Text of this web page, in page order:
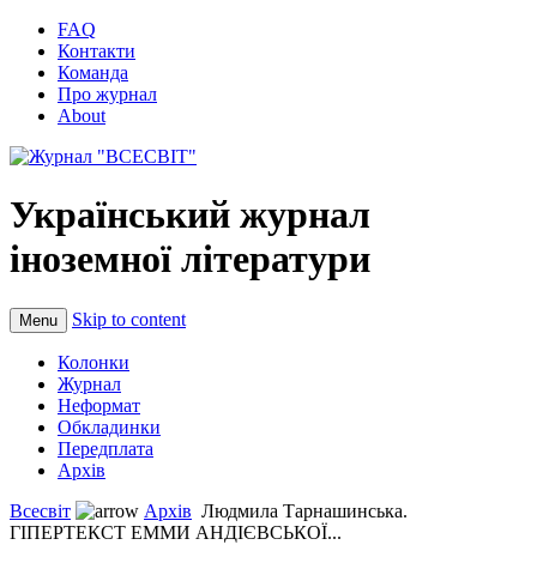
FAQ
Контакти
Команда
Про журнал
About
Український журнал
іноземної літератури
Menu Skip to content
Колонки
Журнал
Неформат
Обкладинки
Передплата
Архів
Всесвіт
Архів Людмила Тарнашинська.
ГІПЕРТЕКСТ ЕММИ АНДІЄВСЬКОЇ...